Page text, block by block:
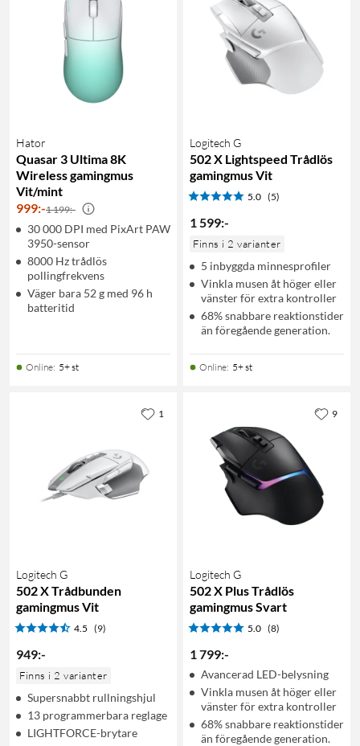
Hator
Quasar 3 Ultima 8K
Wireless gamingmus
Vit/mint
999:-1 199:-
30 000 DPI med PixArt PAW
3950-sensor
8000 Hz trådlös
pollingfrekvens
Väger bara 52 g med 96 h
batteritid
Online: 5+ st
Logitech G
502 X Lightspeed Trådlös
gamingmus Vit
5.0 (5)
1 599:-
Finns i 2 varianter
5 inbyggda minnesprofiler
Vinkla musen åt höger eller
vänster för extra kontroller
68% snabbare reaktionstider
än föregående generation.
Online: 5+ st
Logitech G
502 X Trådbunden
gamingmus Vit
4.5 (9)
949:-
Finns i 2 varianter
Supersnabbt rullningshjul
13 programmerbara reglage
LIGHTFORCE-brytare
1
Logitech G
502 X Plus Trådlös
gamingmus Svart
5.0 (8)
1 799:-
Avancerad LED-belysning
Vinkla musen åt höger eller
vänster för extra kontroller
68% snabbare reaktionstider
än föregående generation.
9